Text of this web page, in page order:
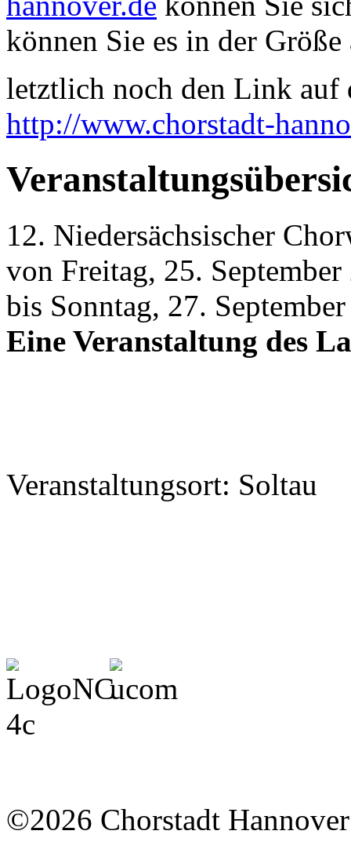
können Sie es in der
letztlich noch den Link auf
http://www.chorstadt-
12. Niedersächsischer
von Freitag, 25. September
bis Sonntag, 27.
Eine Veranstaltung des
Veranstaltungsort: Soltau
©2026 Chorstadt Hannover